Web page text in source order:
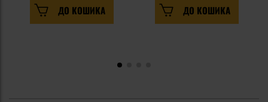
ДО КОШИКА ДО КОШИКА